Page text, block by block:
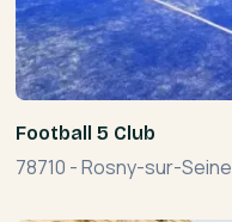
Football 5 Club
78710 -Rosny-sur-Seine